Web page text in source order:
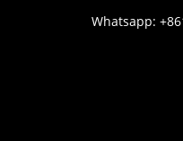
Whatsapp: